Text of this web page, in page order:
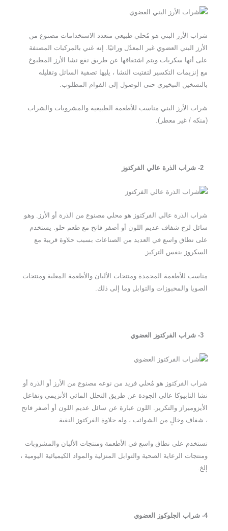
شراب الأرز البني هو مُحلي طبيعي متعدد الاستخدامات مصنوع من
الأرز البني العضوي غير المعدّل وراثيًا. إنه غني بالمركبات المصنفة
على أنها سكريات ويتم اشتقاقها عن طريق نقع نشا الأرز المطبوخ
مع إنزيمات التكسير لتفتيت النشا ، يليها تصفية السائل وتقليله
بالتسخين التبخيري حتى الوصول إلى القوام المطلوب.
شراب الأرز البني مناسب للأطعمة الطبيعية والمشروبات والشراب
(منكه / غير معطر).
شراب الذرة عالي الفركتوز هو محلي مصنوع من الذرة أو الأرز. وهو
سائل لزج شفاف عديم اللون أو أصفر فاتح مع طعم حلو. يستخدم
على نطاق واسع في العديد من الصناعات بسبب حلاوة قريبة مع
السكروز بنفس التركيز.
مناسب للأطعمة المجمدة ومنتجات الألبان والأطعمة المعلبة ومنتجات
الصويا والمخبوزات والتوابل وما إلى ذلك.
شراب الفركتوز هو مُحلي فريد من نوعه مصنوع من الأرز أو الذرة أو
نشا التابيوكا عالي الجودة عن طريق التحلل المائي الأنزيمي وتفاعل
الأيزوميراز والتكرير. اللون عبارة عن سائل عديم اللون أو أصفر فاتح
، شفاف وخالٍ من الشوائب ، وله حلاوة الفركتوز النقية.
تستخدم على نطاق واسع في الأطعمة ومنتجات الألبان والمشروبات
ومنتجات الرعاية الصحية والتوابل المنزلية والمواد الكيميائية اليومية ،
إلخ.
4- شراب الجلوكوز العضوي